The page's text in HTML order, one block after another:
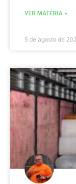
VER MATÉRIA »
5 de agosto de